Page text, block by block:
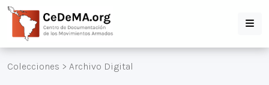
Colecciones > Archivo Digital